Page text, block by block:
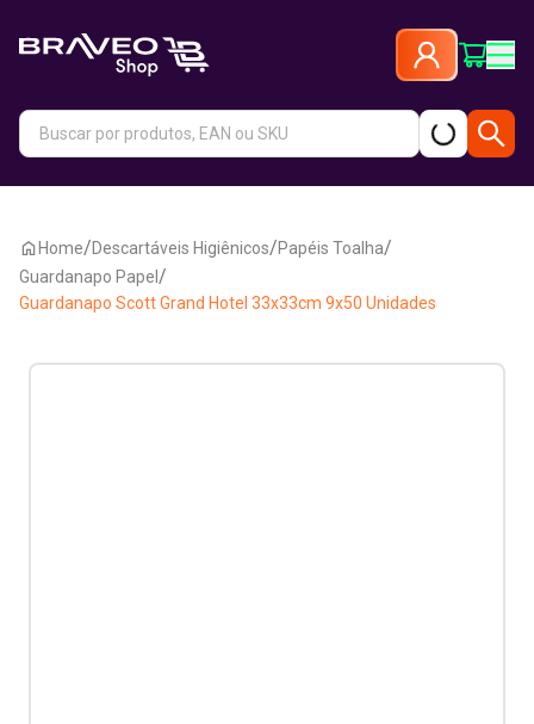
Home/Descartáveis Higiênicos/Papéis Toalha/
Guardanapo Papel /
Guardanapo Scott Grand Hotel 33x33cm 9x50 Unidades